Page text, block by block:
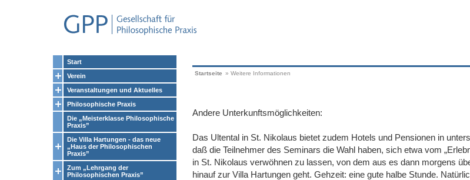
Start
Verein
Veranstaltungen und Aktuelles
Philosophische Praxis
Die „Meisterklasse Philosophische
Praxis”
Die Villa Hartungen - das neue
„Haus der Philosophischen
Praxis”
Zum „Lehrgang der
Philosophischen Praxis”
Startseite » Weitere Informationen
Andere Unterkunftsmöglichkeiten:
Das Ultental in St. Nikolaus bietet zudem Hotels und Pensionen in
daß die Teilnehmer des Seminars die Wahl haben, sich etwa vom
in St. Nikolaus verwöhnen zu lassen, von dem aus es dann morgens
hinauf zur Villa Hartungen geht. Gehzeit: eine gute halbe Stunde.